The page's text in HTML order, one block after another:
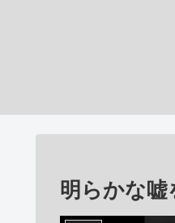
明らかな